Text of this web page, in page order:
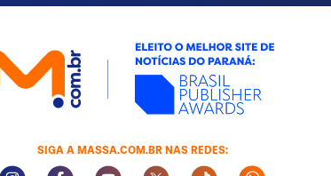
SIGA A MASSA.COM.BR NAS REDES: